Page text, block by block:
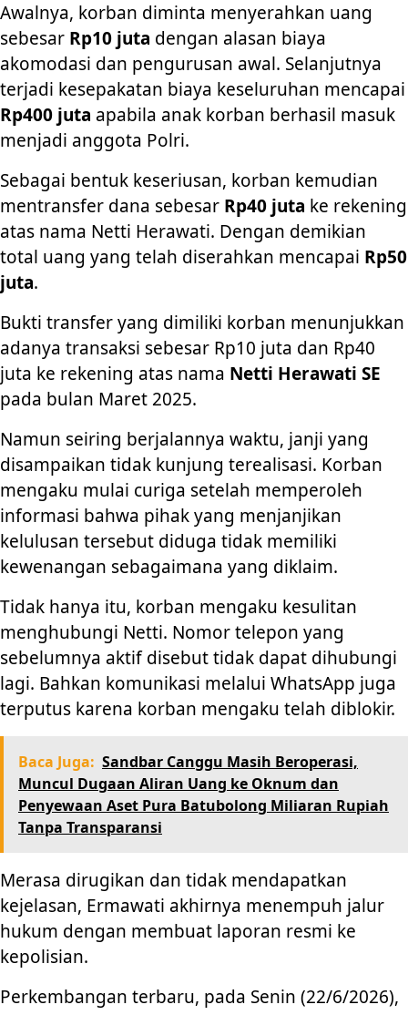
Awalnya, korban diminta menyerahkan uang
sebesar Rp10 juta dengan alasan biaya
akomodasi dan pengurusan awal. Selanjutnya
terjadi kesepakatan biaya keseluruhan mencapai
Rp400 juta apabila anak korban berhasil masuk
menjadi anggota Polri.
Sebagai bentuk keseriusan, korban kemudian
mentransfer dana sebesar Rp40 juta ke rekening
atas nama Netti Herawati. Dengan demikian
total uang yang telah diserahkan mencapai Rp50
juta.
Bukti transfer yang dimiliki korban menunjukkan
adanya transaksi sebesar Rp10 juta dan Rp40
juta ke rekening atas nama Netti Herawati SE
pada bulan Maret 2025.
Namun seiring berjalannya waktu, janji yang
disampaikan tidak kunjung terealisasi. Korban
mengaku mulai curiga setelah memperoleh
informasi bahwa pihak yang menjanjikan
kelulusan tersebut diduga tidak memiliki
kewenangan sebagaimana yang diklaim.
Tidak hanya itu, korban mengaku kesulitan
menghubungi Netti. Nomor telepon yang
sebelumnya aktif disebut tidak dapat dihubungi
lagi. Bahkan komunikasi melalui WhatsApp juga
terputus karena korban mengaku telah diblokir.
Baca Juga: Sandbar Canggu Masih Beroperasi,
Muncul Dugaan Aliran Uang ke Oknum dan
Penyewaan Aset Pura Batubolong Miliaran Rupiah
Tanpa Transparansi
Merasa dirugikan dan tidak mendapatkan
kejelasan, Ermawati akhirnya menempuh jalur
hukum dengan membuat laporan resmi ke
kepolisian.
Perkembangan terbaru, pada Senin (22/6/2026),